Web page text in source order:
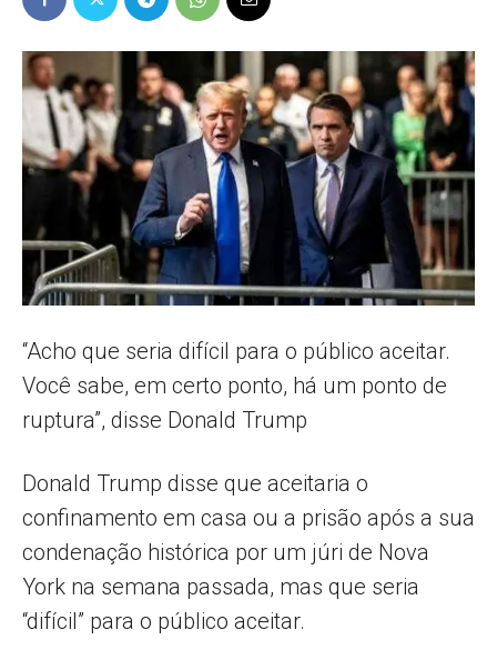
Popular
–
AL
“Acho que seria difícil para o público aceitar.
Você sabe, em certo ponto, há um ponto de
ruptura”, disse Donald Trump
Donald Trump disse que aceitaria o
confinamento em casa ou a prisão após a sua
condenação histórica por um júri de Nova
York na semana passada, mas que seria
“difícil” para o público aceitar.